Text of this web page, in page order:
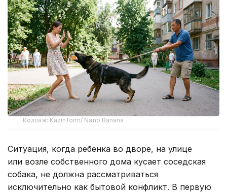
Коллаж: Kazinform/ Nano Banana
Ситуация, когда ребенка во дворе, на улице
или возле собственного дома кусает соседская
собака, не должна рассматриваться
исключительно как бытовой конфликт. В первую